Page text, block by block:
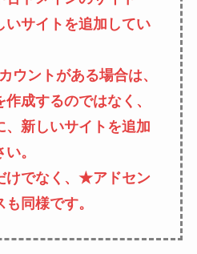
いサイトを追加してい
ウントがある場合は、
成するのではなく、
、新しいサイトを追加
。
けでなく、★アドセン
同様です。